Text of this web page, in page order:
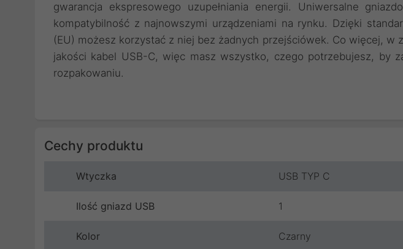
gwarancja ekspresowego uzupełniania energii. Uniwersalne
kompatybilność z najnowszymi urządzeniami na rynku. Dzięki
(EU) możesz korzystać z niej bez żadnych przejściówek. Co więcej, w
jakości kabel USB-C, więc masz wszystko, czego potrzebujesz, by
rozpakowaniu.
Cechy produktu
Wtyczka USB TYP C
Ilość gniazd USB 1
Kolor Czarny